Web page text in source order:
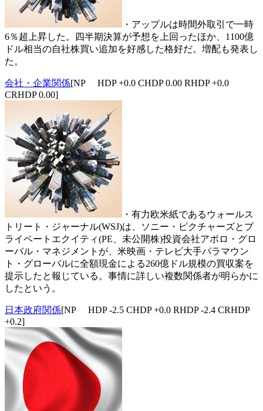
・アップルは時間外取引で一時
6％超上昇した。四半期決算が予想を上回ったほか、1100億
ドル相当の自社株買い追加を好感した格好だ。増配も発表し
た。
会社・企業関係[NP HDP +0.0 CHDP 0.00 RHDP +0.0
CRHDP 0.00]
・有力欧米紙であるウォールス
トリート・ジャーナル(WSJ)は、ソニー・ピクチャーズとプ
ライベートエクイティ(PE、未公開株)投資会社アポロ・グロ
ーバル・マネジメントが、米映画・テレビ大手パラマウン
ト・グローバルに全額現金による260億ドル規模の買収案を
提示したと報じている。事情に詳しい複数関係者が明らかに
したという。
日本政府関係[NP HDP -2.5 CHDP +0.0 RHDP -2.4 CRHDP
+0.2]